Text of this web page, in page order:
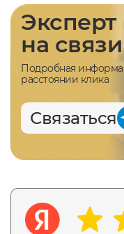
Эксперт
на связи
Подробная
расстоянии клика
Связаться